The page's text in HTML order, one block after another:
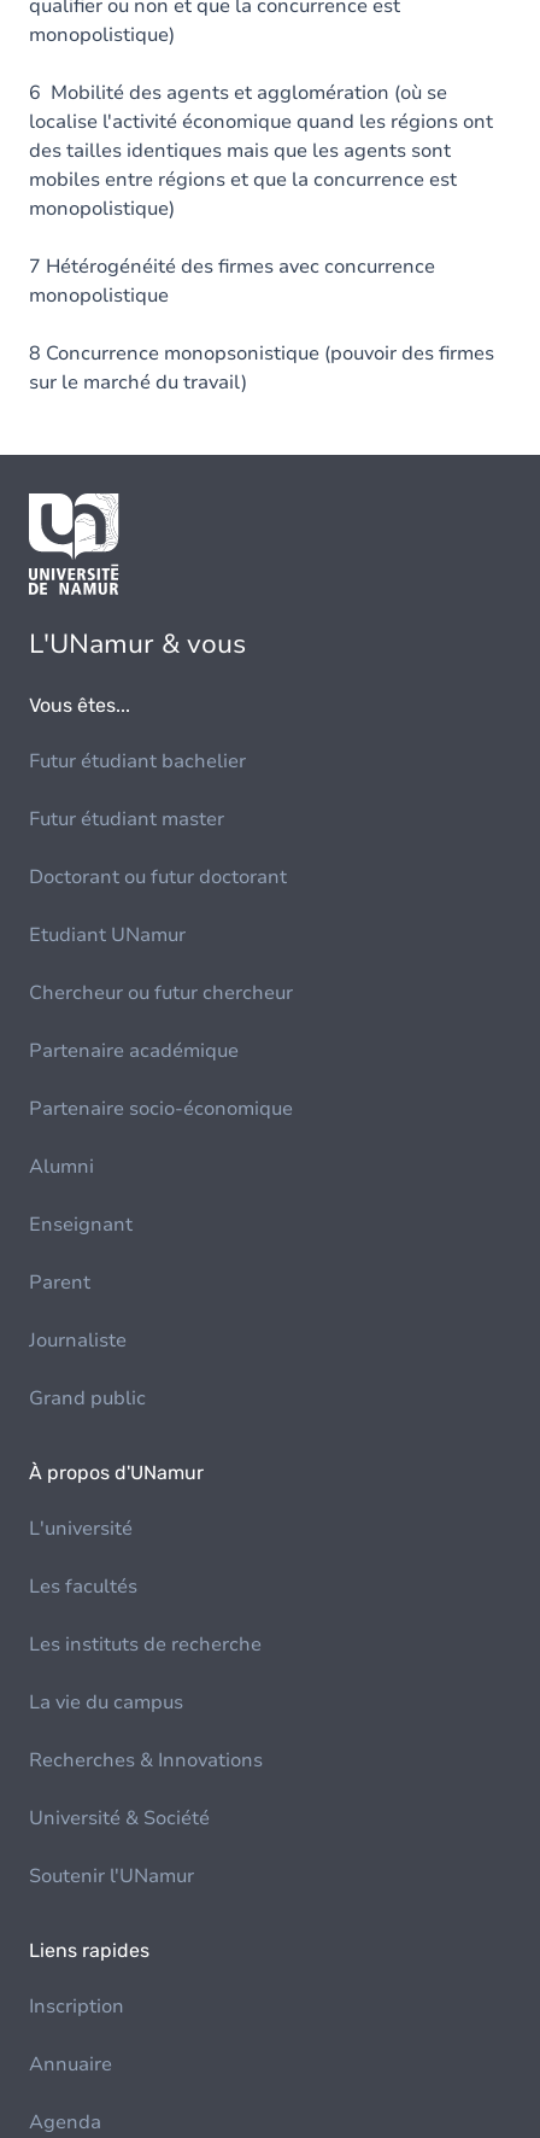
qualifier ou non et que la concurrence est
monopolistique)
6 Mobilité des agents et agglomération (où se
localise l'activité économique quand les régions ont
des tailles identiques mais que les agents sont
mobiles entre régions et que la concurrence est
monopolistique)
7 Hétérogénéité des firmes avec concurrence
monopolistique
8 Concurrence monopsonistique (pouvoir des firmes
sur le marché du travail)
L'UNamur & vous
Vous êtes...
Futur étudiant bachelier
Futur étudiant master
Doctorant ou futur doctorant
Etudiant UNamur
Chercheur ou futur chercheur
Partenaire académique
Partenaire socio-économique
Alumni
Enseignant
Parent
Journaliste
Grand public
À propos d'UNamur
L'université
Les facultés
Les instituts de recherche
La vie du campus
Recherches & Innovations
Université & Société
Soutenir l'UNamur
Liens rapides
Inscription
Annuaire
Agenda